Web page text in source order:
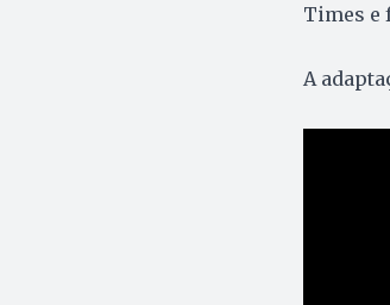
Times e
A